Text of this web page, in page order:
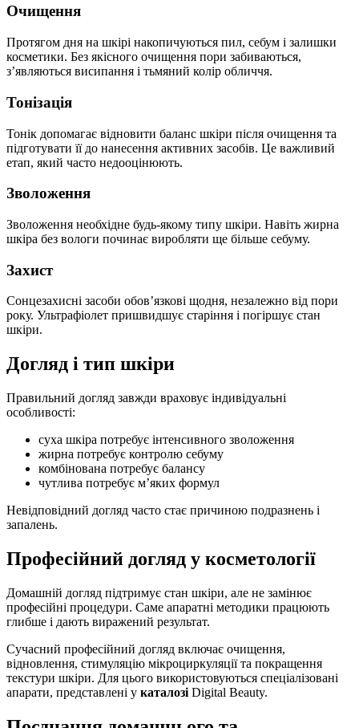
Очищення
Протягом дня на шкірі накопичуються пил, себум і залишки
косметики. Без якісного очищення пори забиваються,
з’являються висипання і тьмяний колір обличчя.
Тонізація
Тонік допомагає відновити баланс шкіри після очищення та
підготувати її до нанесення активних засобів. Це важливий
етап, який часто недооцінюють.
Зволоження
Зволоження необхідне будь-якому типу шкіри. Навіть жирна
шкіра без вологи починає виробляти ще більше себуму.
Захист
Сонцезахисні засоби обов’язкові щодня, незалежно від пори
року. Ультрафіолет пришвидшує старіння і погіршує стан
шкіри.
Догляд і тип шкіри
Правильний догляд завжди враховує індивідуальні
особливості:
суха шкіра потребує інтенсивного зволоження
жирна потребує контролю себуму
комбінована потребує балансу
чутлива потребує м’яких формул
Невідповідний догляд часто стає причиною подразнень і
запалень.
Професійний догляд у косметології
Домашній догляд підтримує стан шкіри, але не замінює
професійні процедури. Саме апаратні методики працюють
глибше і дають виражений результат.
Сучасний професійний догляд включає очищення,
відновлення, стимуляцію мікроциркуляції та покращення
текстури шкіри. Для цього використовуються спеціалізовані
апарати, представлені у каталозі Digital Beauty.